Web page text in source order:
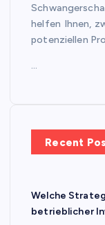
helfen Ihnen,
potenziellen
…
Recent
Welche
betrieblicher